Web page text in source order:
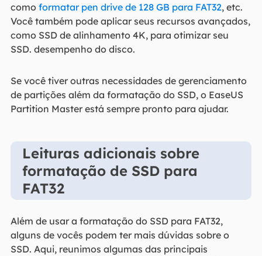
como formatar pen drive de 128 GB para FAT32, etc.
Você também pode aplicar seus recursos avançados,
como SSD de alinhamento 4K, para otimizar seu
SSD. desempenho do disco.
Se você tiver outras necessidades de gerenciamento
de partições além da formatação do SSD, o EaseUS
Partition Master está sempre pronto para ajudar.
Leituras adicionais sobre
formatação de SSD para
FAT32
Além de usar a formatação do SSD para FAT32,
alguns de vocês podem ter mais dúvidas sobre o
SSD. Aqui, reunimos algumas das principais